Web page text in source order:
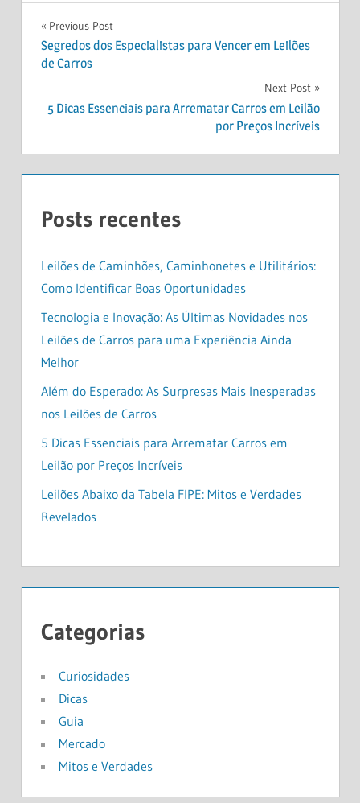
Navegação
de
Previous Post
Segredos dos Especialistas para Vencer em Leilões
de Carros
Next Post
5 Dicas Essenciais para Arrematar Carros em Leilão
por Preços Incríveis
Posts recentes
Leilões de Caminhões, Caminhonetes e Utilitários:
Como Identificar Boas Oportunidades
Tecnologia e Inovação: As Últimas Novidades nos
Leilões de Carros para uma Experiência Ainda
Melhor
Além do Esperado: As Surpresas Mais Inesperadas
nos Leilões de Carros
5 Dicas Essenciais para Arrematar Carros em
Leilão por Preços Incríveis
Leilões Abaixo da Tabela FIPE: Mitos e Verdades
Revelados
Categorias
Curiosidades
Dicas
Guia
Mercado
Mitos e Verdades